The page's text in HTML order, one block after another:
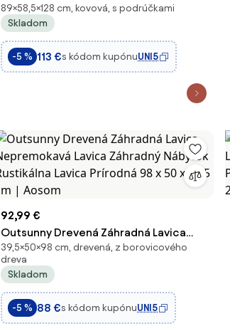
s Dekoratívnym Operadlom a
Podrúčkami pre Terasu, Balkón, Patio
Vonku - Nosnosť 240 kg, liatina a oceľ,
128x58.5x
89×58,5×128 cm, kovová, s podrúčkami
Skladom
-5 % 113 €s kódom kupónuUNI5
92,99 €
Outsunny Drevená Záhradná Lavica
Nepremokavá Lavica Záhradný Nábytok
Rustikálna Lavica Prírodná 98 x 50 x 39,5
cm | Aosom
39,5×50×98 cm, drevená, z borovicového
dreva
Skladom
-5 % 88 €s kódom kupónuUNI5